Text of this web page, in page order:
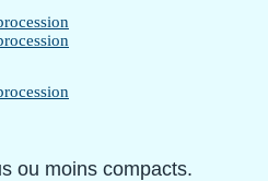
ou moins compacts.